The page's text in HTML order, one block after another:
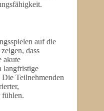
auf die
dass
akute
langfristige
Teilnehmenden
fühlen.